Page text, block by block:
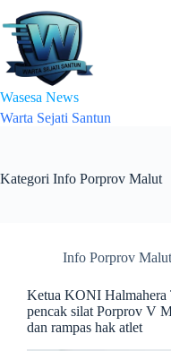
to
content
Wasesa News
Warta Sejati Santun
Kategori Info Porprov Malut
Info Porprov Malut
Ketua KONI Halmahera
pencak silat Porprov V
dan rampas hak atlet